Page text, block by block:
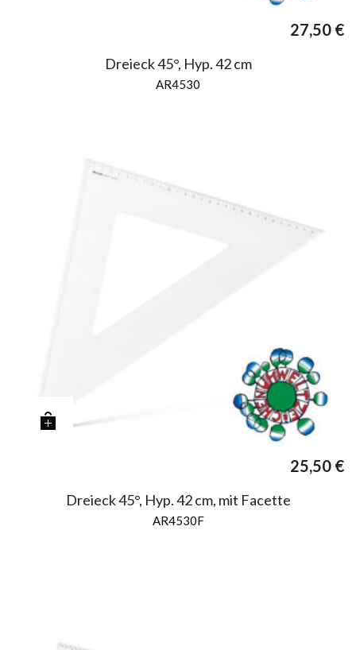
27,50 €
Dreieck 45°, Hyp. 42 cm
AR4530
25,50 €
Dreieck 45°, Hyp. 42 cm, mit Facette
AR4530F